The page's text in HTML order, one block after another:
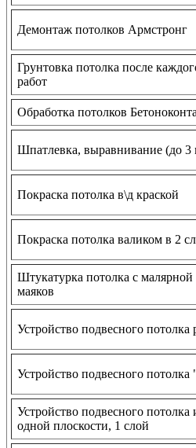
Демонтаж потолков Армстронг
Грунтовка потолка после
работ
Обработка потолков
Шпатлевка, выравнивание (до 3
Покраска потолка в\д краской
Покраска потолка валиком в 2
Штукатурка потолка с малярной
маяков
Устройство подвесного потолка
Устройство подвесного
Устройство подвесного
одной плоскости, 1 слой